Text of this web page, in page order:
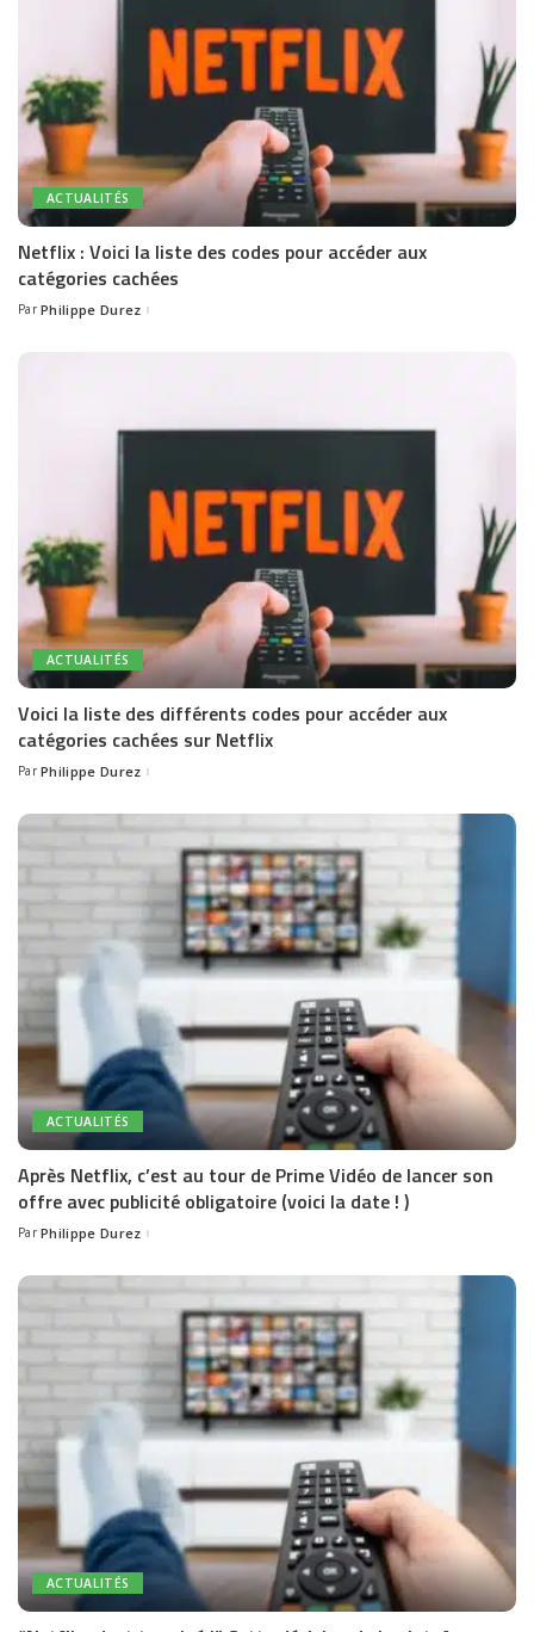
ACTUALITÉS
Netflix : Voici la liste des codes pour accéder aux
catégories cachées
Posted
Par Philippe Durez
ACTUALITÉS
Voici la liste des différents codes pour accéder aux
catégories cachées sur Netflix
Posted
Par Philippe Durez
ACTUALITÉS
Après Netflix, c’est au tour de Prime Vidéo de lancer son
offre avec publicité obligatoire (voici la date ! )
Posted
Par Philippe Durez
ACTUALITÉS